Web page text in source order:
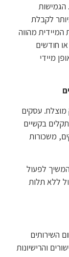
הגמישות
לקבלת
מהווה
חודשים
מיידי
מוצלח. עסקים
בקשיים
משכורות
לפעול
ללא תלות
מ-29 שנה בתחום השירותים
והרישיונות